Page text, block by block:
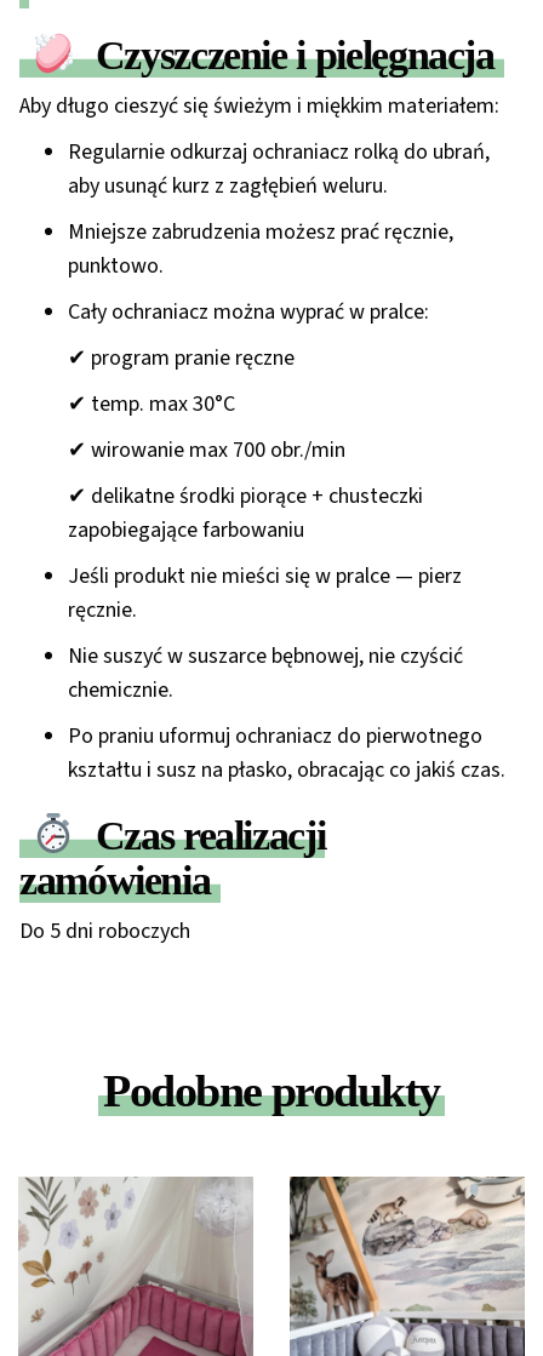
Czyszczenie i pielęgnacja
Aby długo cieszyć się świeżym i miękkim materiałem:
Regularnie odkurzaj ochraniacz rolką do ubrań,
aby usunąć kurz z zagłębień weluru.
Mniejsze zabrudzenia możesz prać ręcznie,
punktowo.
Cały ochraniacz można wyprać w pralce:
✔ program pranie ręczne
✔ temp. max30°C
✔ wirowanie max 700 obr./min
✔ delikatne środki piorące + chusteczki
zapobiegające farbowaniu
Jeśli produkt nie mieści się w pralce — pierz
ręcznie.
Nie suszyć w suszarce bębnowej, nie czyścić
chemicznie.
Po praniu uformuj ochraniacz do pierwotnego
kształtu i susz na płasko, obracając co jakiś czas.
Czas realizacji
zamówienia
Do 5 dni roboczych
Podobne produkty